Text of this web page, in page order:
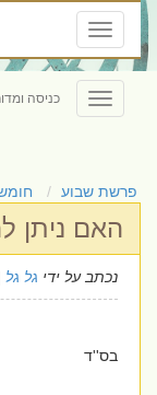
Toggle
navigation
Toggle
navigation
כניסה ומדורים
פרשת שבוע חומש
האם ניתן
נכתב על ידיגל גל | 10/12/2025
בס''ד